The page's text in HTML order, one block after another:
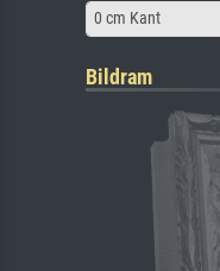
0 cm Kant
Bildram